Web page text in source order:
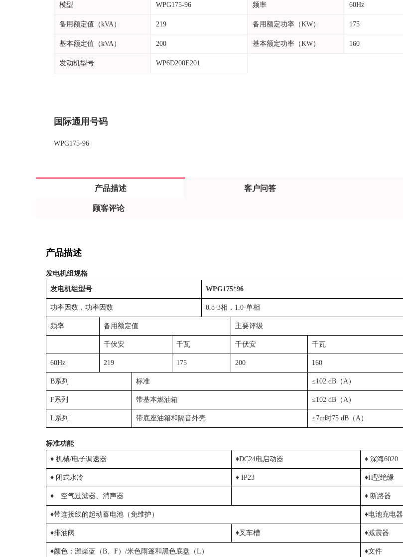
模型 WPG175-96 频率 60Hz
备用额定值（kVA） 219 备用额定功率（KW） 175
基本额定值（kVA） 200 基本额定功率（KW） 160
发动机型号 WP6D200E201
国际通用号码
WPG175-96
产品描述 客户问答
顾客评论
产品描述
发电机组规格
发电机组型号 WPG175*96
功率因数，功率因数 0.8-3相，1.0-单相
频率 备用额定值 主要评级
千伏安 千瓦 千伏安 千瓦
60Hz 219 175 200 160
B系列 标准 ≤102 dB（A）
F系列 带基本燃油箱 ≤102 dB（A）
L系列 带底座油箱和隔音外壳 ≤7m时75 dB（A）
标准功能
♦ 机械/电子调速器 ♦DC24电启动器 ♦ 深海6020
♦ 闭式水冷 ♦ IP23 ♦H型绝缘
♦ 空气过滤器、消声器 ♦ 断路器
♦带连接线的起动蓄电池（免维护） ♦电池充电器
♦排油阀 ♦叉车槽 ♦减震器
♦颜色：潍柴蓝（B、F）/米色雨篷和黑色底盘（L） ♦文件